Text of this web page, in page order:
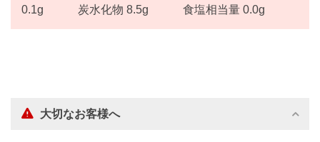
0.1g 炭水化物 8.5g 食塩相当量 0.0g
大切なお客様へ